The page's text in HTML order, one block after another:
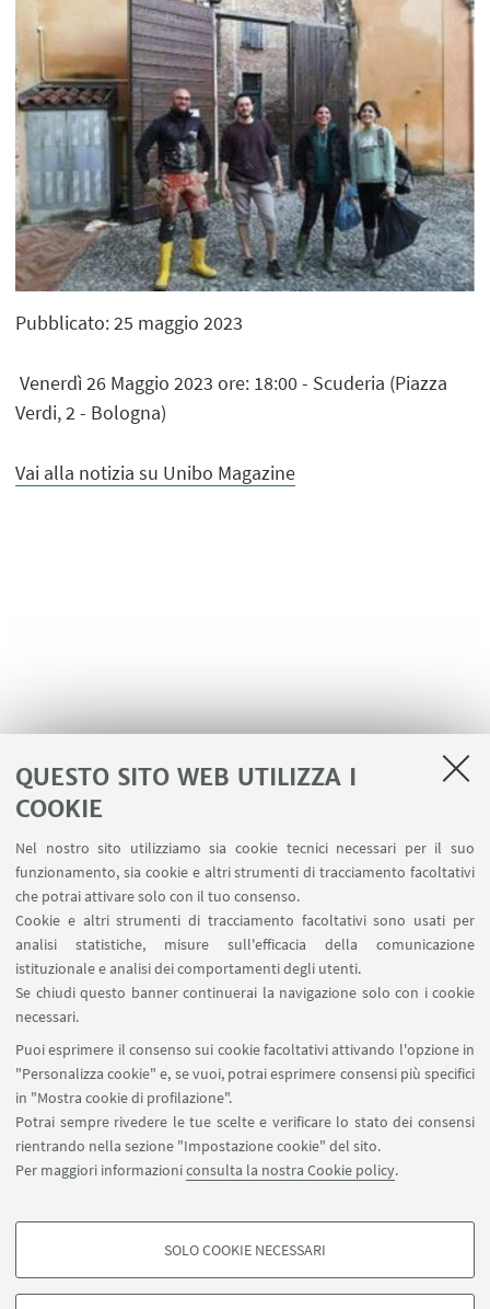
QUESTO SITO WEB UTILIZZA I
COOKIE
Nel nostro sito utilizziamo sia cookie tecnici necessari per il suo
funzionamento, sia cookie e altri strumenti di tracciamento facoltativi
che potrai attivare solo con il tuo consenso.
Cookie e altri strumenti di tracciamento facoltativi sono usati per
analisi statistiche, misure sull'efficacia della comunicazione
istituzionale e analisi dei comportamenti degli utenti.
Se chiudi questo banner continuerai la navigazione solo con i cookie
necessari.
Puoi esprimere il consenso sui cookie facoltativi attivando l'opzione in
"Personalizza cookie" e, se vuoi, potrai esprimere consensi più specifici
in "Mostra cookie di profilazione".
Potrai sempre rivedere le tue scelte e verificare lo stato dei consensi
rientrando nella sezione "Impostazione cookie" del sito.
Per maggiori informazioniconsulta la nostra Cookie policy.
COOKIE DI PROFILAZIONE - FACOLTATIVI
SOLO COOKIE NECESSARI
Pubblicato: 25 maggio 2023
Venerdì 26 Maggio 2023 ore: 18:00 - Scuderia (Piazza
Verdi, 2 - Bologna)
Vai alla notizia su Unibo Magazine
Area riservata
Contatti
SEGUI IL DIPARTIMENTO SU:
SEGUI UNIBO SU:
APP:
©Copyright 2026 - ALMA MATER STUDIORUM - Università di